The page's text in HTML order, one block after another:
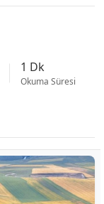
1 Dk
Okuma Süresi